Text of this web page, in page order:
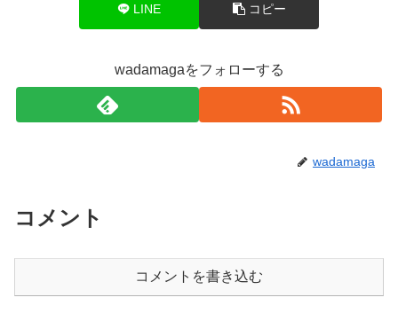
LINE コピー
wadamagaをフォローする
wadamaga
コメント
コメントを書き込む